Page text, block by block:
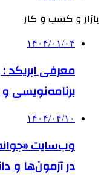
بازار و کسب و کار
۱۴۰۴/۰۱/۰۴
معرفی ابریکد
برنامه‌نویسی
۱۴۰۴/۰۴/۱۰
وب‌سایت
در آزمون‌ها و